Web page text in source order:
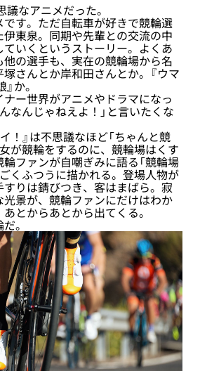
議なアニメだった。
す。ただ自転車が好きで競輪選
東泉。同期や先輩との交流の中
いくというストーリー。よくあ
の選手も、実在の競輪場から名
さんとか岸和田さんとか。『ウマ
か。
ー世界がアニメやドラマになっ
なんじゃねえよ！」と言いたくな
！』は不思議なほど「ちゃんと競
が競輪をするのに、競輪場はくす
ファンが自嘲ぎみに語る「競輪場
くふつうに描かれる。登場人物が
りは錆びつき、客はまばら。寂
景が、競輪ファンにだけはわか
とからあとから出てくる。
。